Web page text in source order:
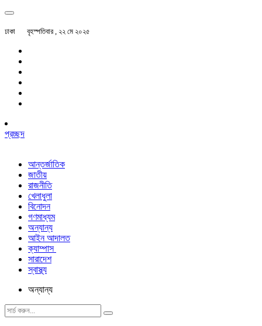
ঢাকা বৃহস্পতিবার , ২২ মে ২০২৫
প্রচ্ছদ
আন্তর্জাতিক
জাতীয়
রাজনীতি
খেলাধুলা
বিনোদন
গণমাধ্যম
অন্যান্য
আইন আদালত
ক্যাম্পাস
সারাদেশ
স্বাস্থ্য
অন্যান্য